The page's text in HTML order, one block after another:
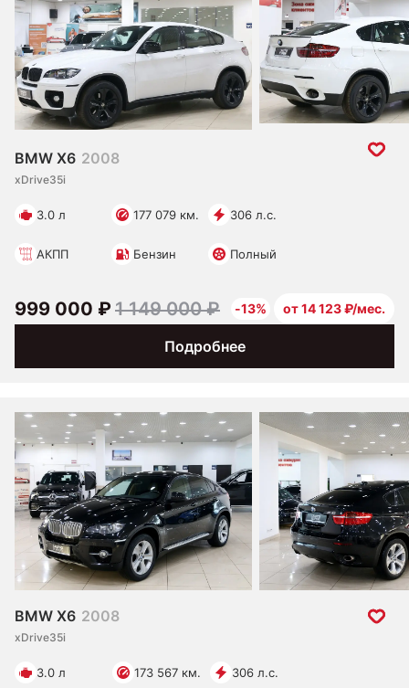
BMW X6 2008
xDrive35i
3.0 л 177 079 км. 306 л.с.
АКПП Бензин Полный
Подробнее
999 000 ₽ 1 149 000 ₽ -13% от 14 123 ₽/мес.
BMW X6 2008
xDrive35i
3.0 л 173 567 км. 306 л.с.